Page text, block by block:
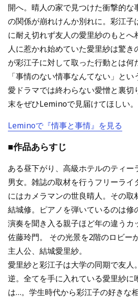
開へ。晴人の家で見つけた衝撃的な
の関係が崩れけんか別れに。彩江子
に耐え切れず友人の愛里紗のもとへ
人に惹かれ始めていた愛里紗は驚
が彩江子に対して取った行動とは何
「事情のない情事なんてない」と
愛ドラマでは終わらない愛憎と裏切
末をぜひLeminoで見届けてほしい。
Leminoで『情事と事情』を見る
■作品あらすじ
ある昼下がり、高級ホテルのティー
男女。雑誌の取材を行うフリーライ
にはカメラマンの世良晴人。その取
結城修。ピアノを弾いているのは修
演奏を聞き入る親子ほど年の違うカ
佐藤玲門。 その光景を2階のロビー
主人公、結城愛里紗。
愛里紗と彩江子は大学の同期で友人
逆。全てを手に入れている愛里紗に
は…。学生時代から彩江子の好きな